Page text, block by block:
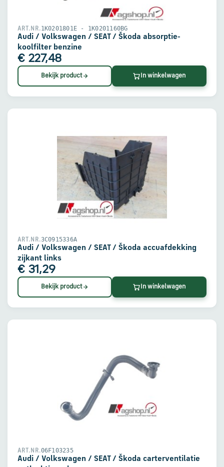
ART.NR.1K0201801E - 1K0201160BG
Audi / Volkswagen / SEAT / Škoda absorptie-
koolfilter benzine
€ 227,48
Bekijk product In winkelwagen
ART.NR.3C0915336A
Audi / Volkswagen / SEAT / Škoda accuafdekking
zijkant links
€ 31,29
Bekijk product In winkelwagen
ART.NR.06F103235
Audi / Volkswagen / SEAT / Škoda carterventilatie